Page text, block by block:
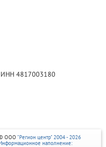
ИНН 4817003180
ООО "Регион центр" 2004 - 2026
наполнение: